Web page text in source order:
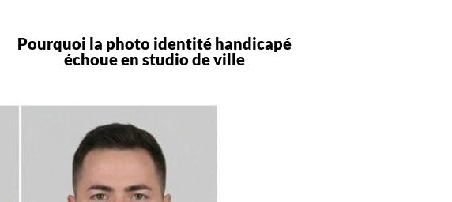
Pourquoi la photo identité handicapé
échoue en studio de ville